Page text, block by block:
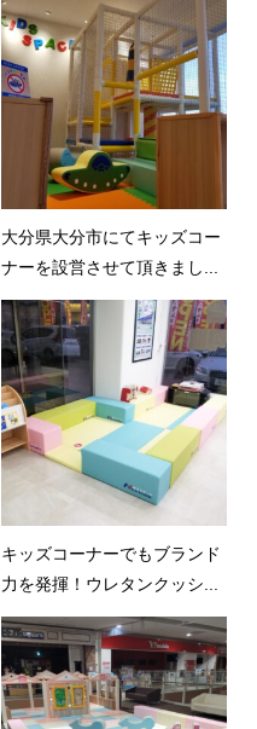
大分県大分市にてキッズコー
ナーを設営させて頂きまし...
キッズコーナーでもブランド
力を発揮！ウレタンクッシ...